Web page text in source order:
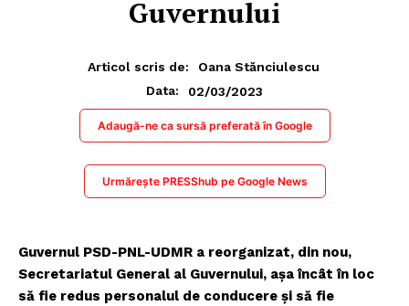
Guvernului
Articol scris de:
Oana Stănciulescu
Data:
02/03/2023
Adaugă-ne ca sursă preferată în Google
Urmărește PRESShub pe Google News
Guvernul PSD-PNL-UDMR a reorganizat, din nou,
Secretariatul General al Guvernului, așa încât în loc
să fie redus personalul de conducere și să fie